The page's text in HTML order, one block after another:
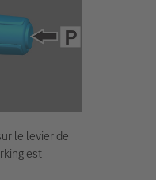
le levier de
est